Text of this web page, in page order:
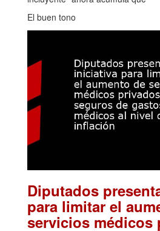
El buen tono
Diputados
para limitar el
servicios médicos